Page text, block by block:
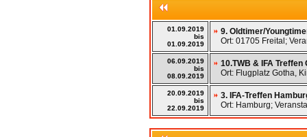
01.09.2019
bis
01.09.2019
9. Oldtimer/
Ort: 01705 Freital;
06.09.2019
bis
08.09.2019
10.TWB & IFA Treffen
Ort: Flugplatz Gotha,
20.09.2019
bis
22.09.2019
3. IFA-Treffen
Ort: Hamburg;